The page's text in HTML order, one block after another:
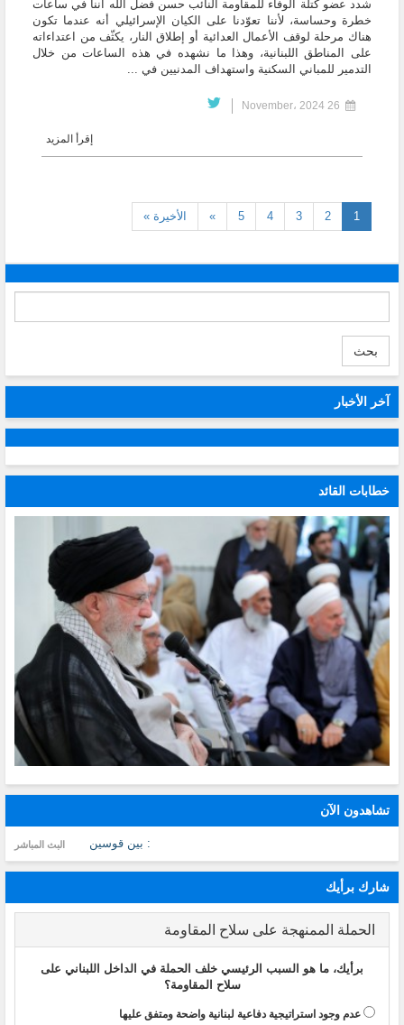
شدد عضو كتلة الوفاء للمقاومة النائب حسن فضل الله أننا في ساعات
خطرة وحساسة، لأننا تعوّدنا على الكيان الإسرائيلي أنه عندما تكون
هناك مرحلة لوقف الأعمال العدائية أو إطلاق النار، يكثّف من اعتداءاته
على المناطق اللبنانية، وهذا ما نشهده في هذه الساعات من خلال
التدمير للمباني السكنية واستهداف المدنيين في ...
إقرأ المزيد
1
(current)
2
3
4
5
» الأخيرة »
بحث
آخر الأخبار
خطابات القائد
تشاهدون الآن
: بين قوسين البث المباشر
شارك برأيك
الحملة الممنهجة على سلاح المقاومة
برأيك، ما هو السبب الرئيسي خلف الحملة في الداخل اللبناني على
سلاح المقاومة؟
عدم وجود استراتيجية دفاعية لبنانية واضحة ومتفق عليها